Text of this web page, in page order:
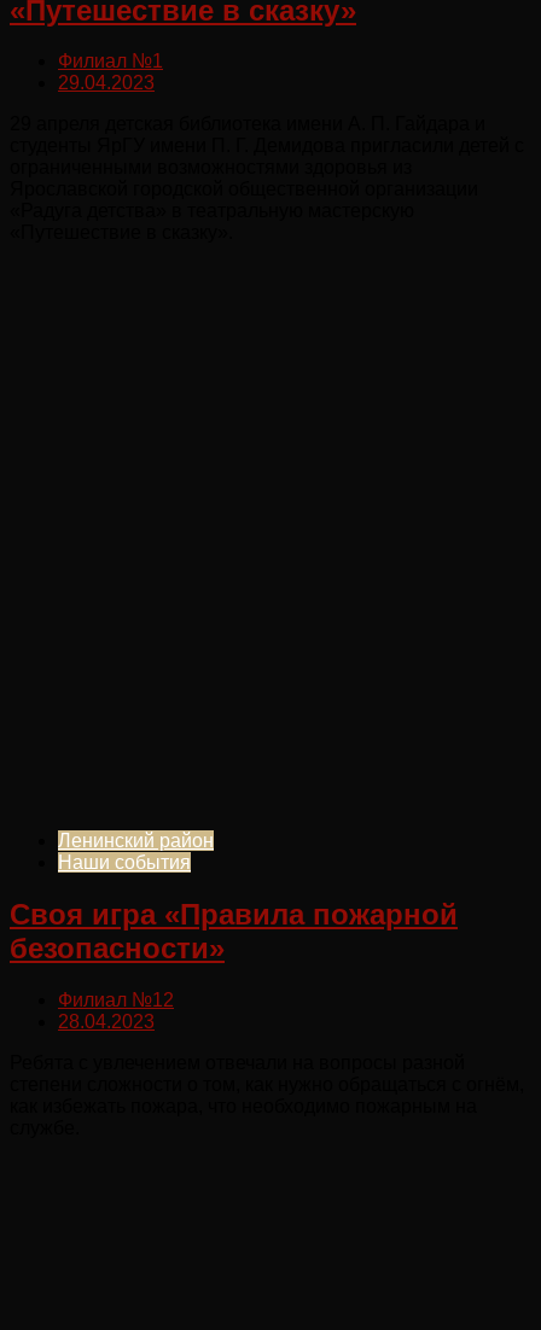
«Путешествие в сказку»
Филиал №1
29.04.2023
Ленинский район
Наши события
Своя игра «Правила пожарной
безопасности»
Филиал №12
28.04.2023